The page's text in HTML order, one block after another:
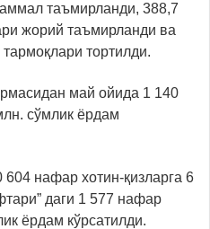
таъмирланди, 388,7
жорий таъмирланди ва
тортилди.
май ойида 1 140
сўмлик ёрдам
604 нафар хотин-қизларга 6
даги 1 577 нафар
ёрдам кўрсатилди.